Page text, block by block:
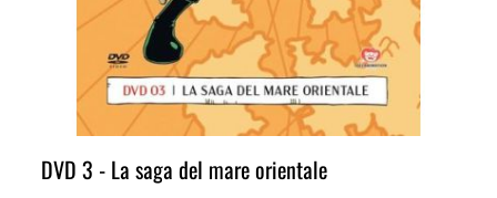
DVD 3 - La saga del mare orientale